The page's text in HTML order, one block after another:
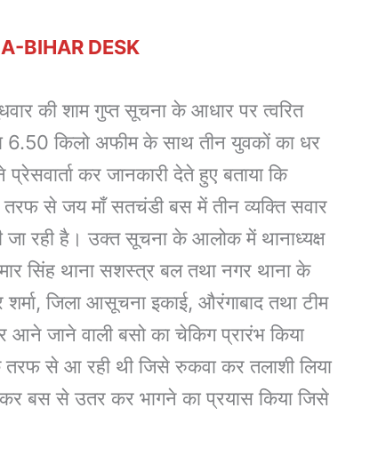
BIHAR DESK
की शाम गुप्त सूचना के आधार पर त्वरित
6.50 किलो अफीम के साथ तीन युवकों का धर
कर जानकारी देते हुए बताया कि
तरफ से जय माँ सतचंडी बस में तीन व्यक्ति सवार
जा रही है। उक्त सूचना के आलोक में थानाध्यक्ष
सिंह थाना सशस्त्र बल तथा नगर थाना के
शर्मा, जिला आसूचना इकाई, औरंगाबाद तथा टीम
जाने वाली बसो का चेकिग प्रारंभ किया
से आ रही थी जिसे रुकवा कर तलाशी लिया
बस से उतर कर भागने का प्रयास किया जिसे